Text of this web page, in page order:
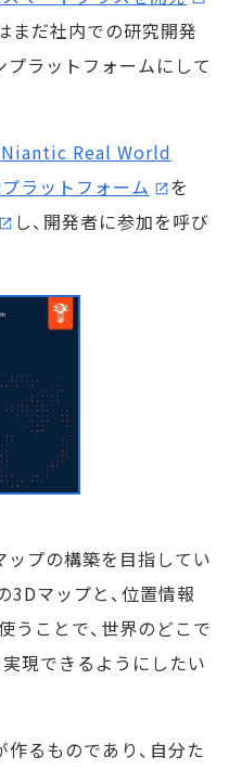
まだ社内での研究開発
プラットフォームにして
Niantic Real World
ラットフォーム
を
し、開発者に参加を呼び
プの構築を目指してい
3Dマップと、位置情報
うことで、世界のどこで
現できるようにしたい
るものであり、自分た